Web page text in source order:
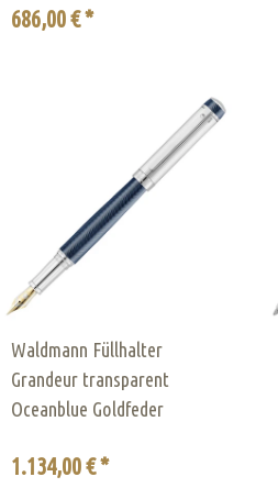
686,00 € *
Waldmann Füllhalter
Grandeur transparent
Oceanblue Goldfeder
1.134,00 € *